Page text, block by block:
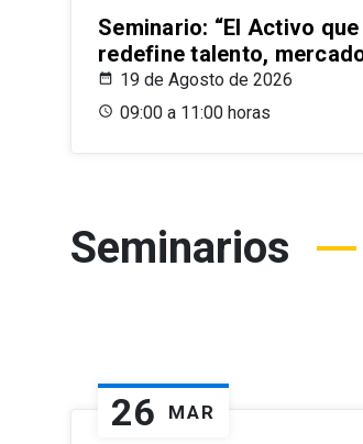
Seminario: “El Activo
redefine talento,
19 de Agosto de 2026
09:00 a 11:00 horas
Seminarios
26 MAR